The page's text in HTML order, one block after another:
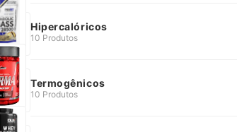
Hipercalóricos
10 Produtos
Termogênicos
10 Produtos